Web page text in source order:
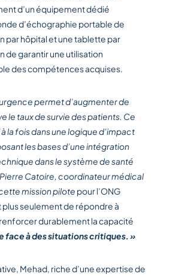
d’un équipement dédié
d’échographie portable de
par hôpital et une tablette par
de garantir une utilisation
des compétences acquises.
permet d’augmenter de
le taux de survie des patients. Ce
la fois dans une logique d’impact
les bases d’une intégration
dans le système de santé
Catoire, coordinateur médical
mission pilote pour l’ONG
plus seulement de répondre à
durablement la capacité
face à des situations critiques. »
Mehad, riche d’une expertise de